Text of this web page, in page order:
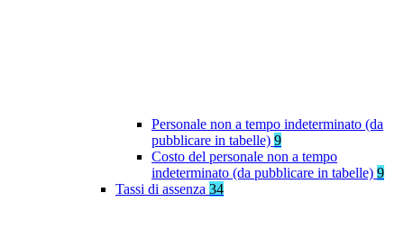
Personale non a tempo indeterminato (da
pubblicare in tabelle) 9
Costo del personale non a tempo
indeterminato (da pubblicare in tabelle) 9
Tassi di assenza 34